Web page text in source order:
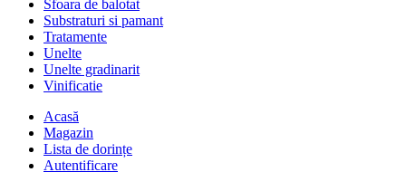
Sfoara de balotat
Substraturi si pamant
Tratamente
Unelte
Unelte gradinarit
Vinificatie
Acasă
Magazin
Lista de dorințe
Autentificare